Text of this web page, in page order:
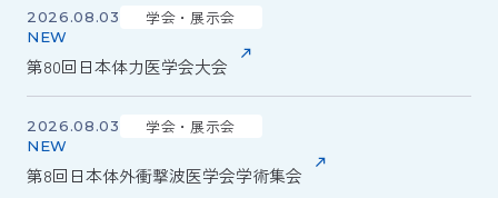
2026.08.03 学会・展示会
第80回日本体力医学会大会
2026.08.03 学会・展示会
第8回日本体外衝撃波医学会学術集会